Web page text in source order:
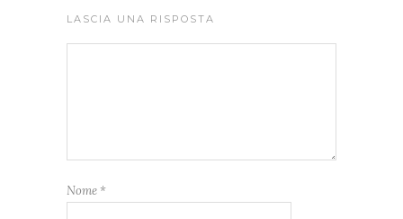
LASCIA UNA RISPOSTA
Nome *